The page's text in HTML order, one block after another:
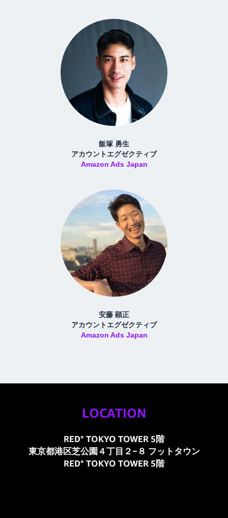
飯塚 勇生
アカウントエグゼクティブ
Amazon Ads Japan
安藤 顕正
アカウントエグゼクティブ
Amazon Ads Japan
LOCATION
RED° TOKYO TOWER 5階
東京都港区芝公園４丁目２−８ フットタウン
RED° TOKYO TOWER 5階